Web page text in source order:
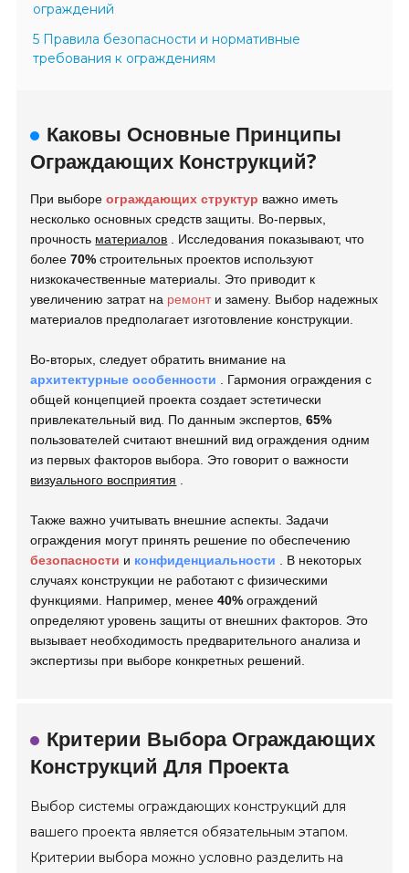
ограждений
5 Правила безопасности и нормативные
требования к ограждениям
Каковы Основные Принципы
Ограждающих Конструкций?
При выбореограждающих структур важно иметь
несколько основных средств защиты. Во-первых,
прочность материалов . Исследования показывают, что
более70% строительных проектов используют
низкокачественные материалы. Это приводит к
увеличению затрат на ремонти замену. Выбор надежных
материалов предполагает изготовление конструкции.
Во-вторых, следует обратить внимание на
архитектурные особенности . Гармония ограждения с
общей концепцией проекта создает эстетически
привлекательный вид. По данным экспертов,65%
пользователей считают внешний вид ограждения одним
из первых факторов выбора. Это говорит о важности
визуального восприятия
Также важно учитывать внешние аспекты. Задачи
ограждения могут принять решение по обеспечению
безопасности и конфиденциальности . В некоторых
случаях конструкции не работают с физическими
функциями. Например, менее40% ограждений
определяют уровень защиты от внешних факторов. Это
вызывает необходимость предварительного анализа и
экспертизы при выборе конкретных решений.
Критерии Выбора Ограждающих
Конструкций Для Проекта
Выбор системы ограждающих конструкций для
вашего проекта является обязательным этапом.
Критерии выбора можно условно разделить на